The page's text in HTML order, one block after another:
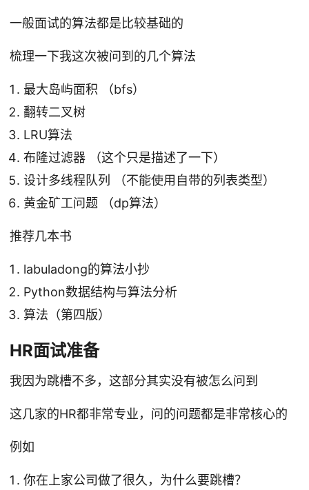
一般面试的算法都是比较基础的
梳理一下我这次被问到的几个算法
最大岛屿面积 （bfs）
翻转二叉树
LRU算法
布隆过滤器 （这个只是描述了一下）
设计多线程队列 （不能使用自带的列表类型）
黄金矿工问题 （dp算法）
推荐几本书
labuladong的算法小抄
Python数据结构与算法分析
算法（第四版）
HR面试准备
我因为跳槽不多，这部分其实没有被怎么问到
这几家的HR都非常专业，问的问题都是非常核心的
例如
你在上家公司做了很久，为什么要跳槽？